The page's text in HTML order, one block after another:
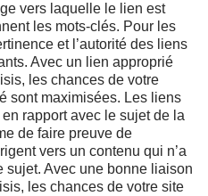
vers laquelle le lien est
les mots-clés. Pour les
et l’autorité des liens
Avec un lien approprié
les chances de votre
sont maximisées. Les liens
rapport avec le sujet de la
de faire preuve de
vers un contenu qui n’a
sujet. Avec une bonne liaison
les chances de votre site